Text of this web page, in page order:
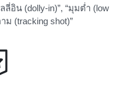
อิน (dolly-in)”, “มุมต่ำ (low
ม (tracking shot)”